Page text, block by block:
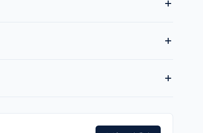
ホワイト
着丈 袖丈